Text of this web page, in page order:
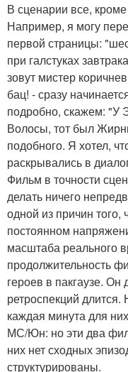
В сценарии все,
Например, я могу
первой страницы:
при галстуках
зовут мистер
бац! - сразу
подробно, скажем: "У
Волосы, тот был
подобного. Я хотел,
раскрывались в
Фильм в точности
делать ничего
одной из причин
постоянном
масштаба реального
продолжительность
героев в пакгаузе.
ретроспекций длится.
каждая минута для
МС/Юн: но эти два
них нет сходных
структурированы.